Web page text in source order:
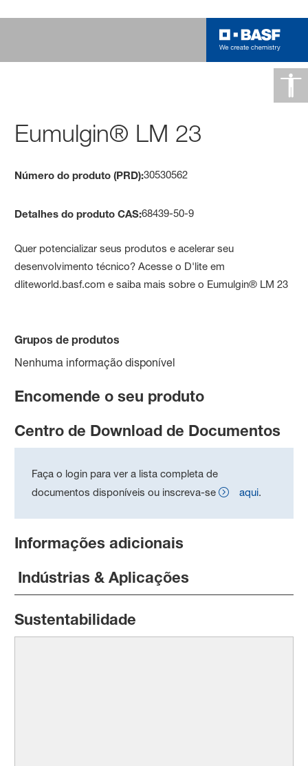
Eumulgin® LM 23
Número do produto (PRD):30530562
Detalhes do produto CAS:68439-50-9
Quer potencializar seus produtos e acelerar seu
desenvolvimento técnico? Acesse o D'lite em
dliteworld.basf.com e saiba mais sobre o Eumulgin® LM 23
Grupos de produtos
Nenhuma informação disponível
Encomende o seu produto
Centro de Download de Documentos
Faça o login para ver a lista completa de
documentos disponíveis ou inscreva-se
aqui.
Informações adicionais
Indústrias & Aplicações
Sustentabilidade